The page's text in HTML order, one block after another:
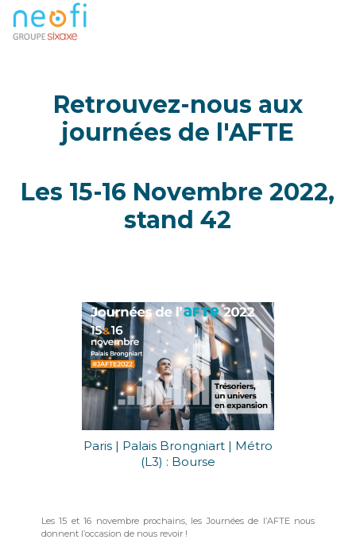
Retrouvez-nous aux
journées de l'AFTE
Les 15-16 Novembre 2022,
stand 42
Paris | Palais Brongniart | Métro
(L3) : Bourse
Les 15 et 16 novembre prochains, les Journées de l’AFTE nous
donnent l’occasion de nous revoir !